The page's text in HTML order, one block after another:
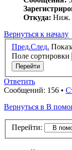
Откуда: Ниж.
Вернуться к началу
Пред.След.
Поле сортировки
Ответить
Сообщений: 156 •
Вернуться в В
Перейти: